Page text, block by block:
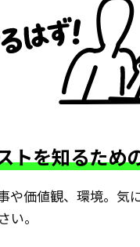
トを知るため
や価値観、環境。気
い。